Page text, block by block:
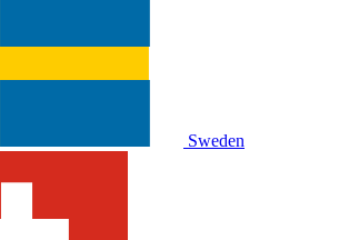
Sweden